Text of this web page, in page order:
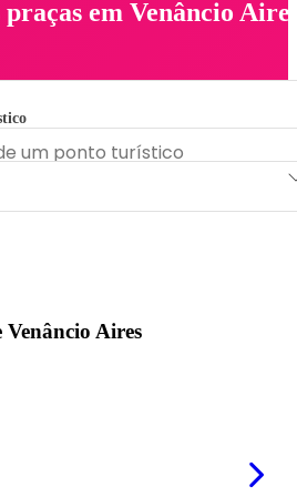
em Venâncio
Aires